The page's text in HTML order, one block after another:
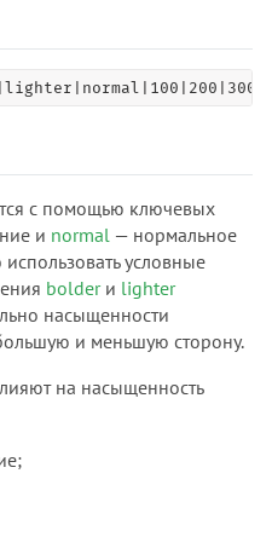
с помощью ключевых
и normal — нормальное
условные
bolderи lighter
насыщенности
и меньшую сторону.
на насыщенность